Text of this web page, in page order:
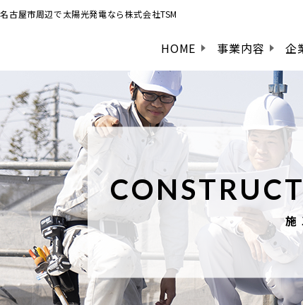
古屋市周辺で太陽光発電なら株式会社TSM
HOME 事業内容 企
施